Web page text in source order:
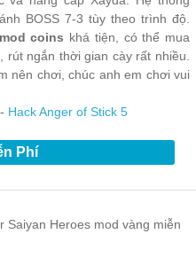
BOSS 7-3 tùy theo trình độ.
coins khá tiện, có thể mua
ngắn thời gian cày rất nhiều.
nên chơi, chúc anh em chơi vui
- Hack Anger of Stick 5
Phí
Saiyan Heroes mod vàng miễn